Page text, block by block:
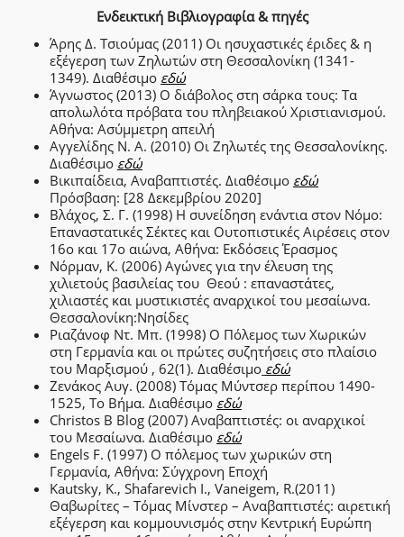
Ενδεικτική Βιβλιογραφία & πηγές
Άρης Δ. Τσιούμας (2011) Οι ησυχαστικές έριδες & η
εξέγερση των Ζηλωτών στη Θεσσαλονίκη (1341-
1349). Διαθέσιμο εδώ
Άγνωστος (2013) Ο διάβολος στη σάρκα τους: Τα
απολωλότα πρόβατα του πληβειακού Χριστιανισμού.
Αθήνα: Ασύμμετρη απειλή
Αγγελίδης Ν. Α. (2010) Οι Ζηλωτές της Θεσσαλονίκης.
Διαθέσιμο εδώ
Βικιπαίδεια, Αναβαπτιστές. Διαθέσιμο εδώ
Πρόσβαση: [28 Δεκεμβρίου 2020]
Βλάχος, Σ. Γ. (1998) Η συνείδηση ενάντια στον Νόμο:
Επαναστατικές Σέκτες και Ουτοπιστικές Αιρέσεις στον
16ο και 17ο αιώνα, Αθήνα: Εκδόσεις Έρασμος
Νόρμαν, Κ. (2006) Αγώνες για την έλευση της
χιλιετούς βασιλείας του Θεού : επαναστάτες,
χιλιαστές και μυστικιστές αναρχικοί του μεσαίωνα.
Θεσσαλονίκη:Νησίδες
Ριαζάνοφ Ντ. Μπ. (1998) Ο Πόλεμος των Χωρικών
στη Γερμανία και οι πρώτες συζητήσεις στο πλαίσιο
του Μαρξισμού , 62(1). Διαθέσιμο εδώ
Ζενάκος Αυγ. (2008) Τόμας Μύντσερ περίπου 1490-
1525, Το Βήμα. Διαθέσιμο εδώ
Christos B Blog (2007) Αναβαπτιστές: οι αναρχικοί
του Μεσαίωνα. Διαθέσιμο εδώ
Engels F. (1997) O πόλεμος των χωρικών στη
Γερμανία, Αθήνα: Σύγχρονη Εποχή
Kautsky, K., Shafarevich I., Vaneigem, R.(2011)
Θαβωρίτες – Τόμας Μίνστερ – Αναβαπτιστές: αιρετική
εξέγερση και κομμουνισμός στην Κεντρική Ευρώπη